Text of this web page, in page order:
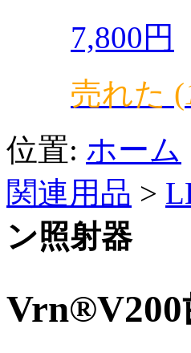
7,800円
売れた (
位置: ホーム
関連用品 >
ン照射器
Vrn®V200